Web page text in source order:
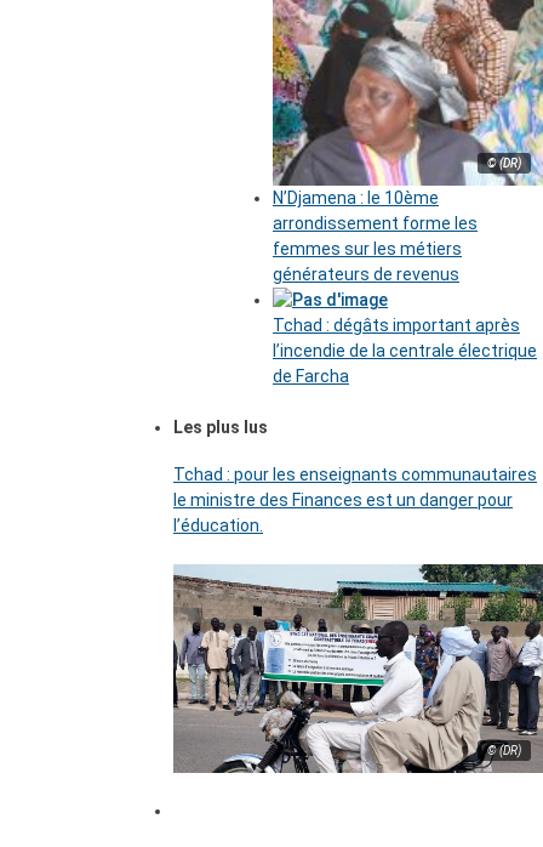
© (DR)
N’Djamena : le 10ème
arrondissement forme les
femmes sur les métiers
générateurs de revenus
Tchad : dégâts important après
l’incendie de la centrale électrique
de Farcha
Les plus lus
Tchad : pour les enseignants communautaires
le ministre des Finances est un danger pour
l’éducation.
© (DR)